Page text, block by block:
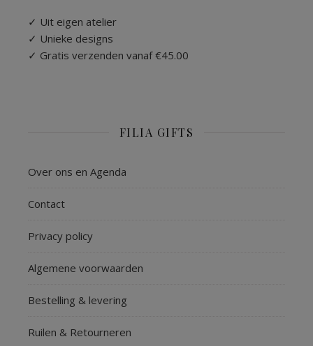
✓ Uit eigen atelier
✓ Unieke designs
✓ Gratis verzenden vanaf €45.00
FILIA GIFTS
Over ons en Agenda
Contact
Privacy policy
Algemene voorwaarden
Bestelling & levering
Ruilen & Retourneren